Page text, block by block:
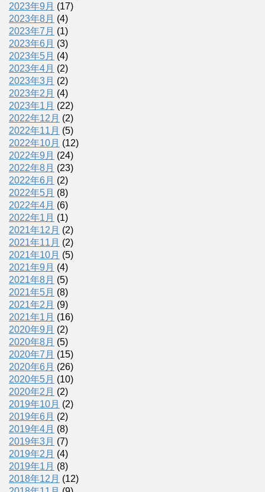
2023年9月 (17)
2023年8月 (4)
2023年7月 (1)
2023年6月 (3)
2023年5月 (4)
2023年4月 (2)
2023年3月 (2)
2023年2月 (4)
2023年1月 (22)
2022年12月 (2)
2022年11月 (5)
2022年10月 (12)
2022年9月 (24)
2022年8月 (23)
2022年6月 (2)
2022年5月 (8)
2022年4月 (6)
2022年1月 (1)
2021年12月 (2)
2021年11月 (2)
2021年10月 (5)
2021年9月 (4)
2021年8月 (5)
2021年5月 (8)
2021年2月 (9)
2021年1月 (16)
2020年9月 (2)
2020年8月 (5)
2020年7月 (15)
2020年6月 (26)
2020年5月 (10)
2020年2月 (2)
2019年10月 (2)
2019年6月 (2)
2019年4月 (8)
2019年3月 (7)
2019年2月 (4)
2019年1月 (8)
2018年12月 (12)